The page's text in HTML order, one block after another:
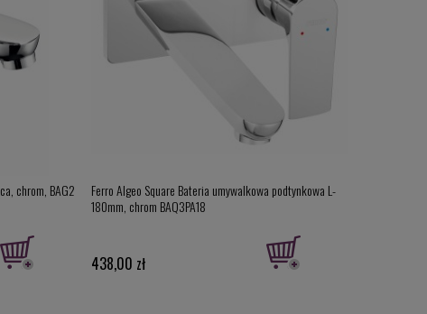
chrom, BAG2
Ferro Algeo Square Bateria umywalkowa podtynkowa L-
180mm, chrom BAQ3PA18
438,00 zł